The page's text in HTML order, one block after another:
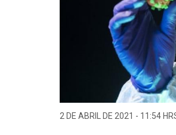
2 DE ABRIL DE 2021 - 11:54